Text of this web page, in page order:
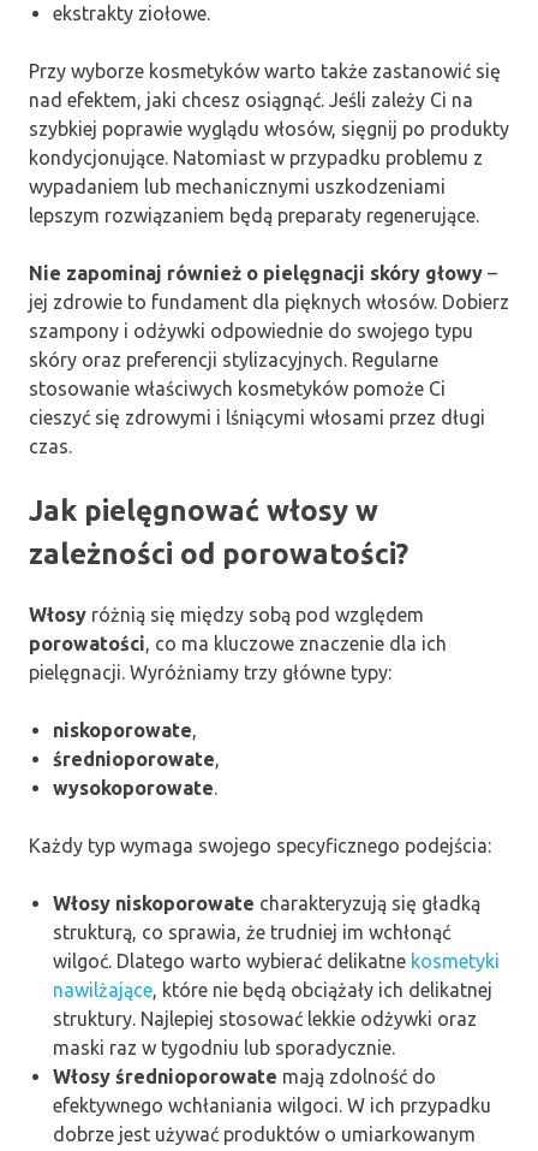
ekstrakty ziołowe.
Przy wyborze kosmetyków warto także zastanowić się
nad efektem, jaki chcesz osiągnąć. Jeśli zależy Ci na
szybkiej poprawie wyglądu włosów, sięgnij po produkty
kondycjonujące. Natomiast w przypadku problemu z
wypadaniem lub mechanicznymi uszkodzeniami
lepszym rozwiązaniem będą preparaty regenerujące.
Nie zapominaj również o pielęgnacji skóry głowy –
jej zdrowie to fundament dla pięknych włosów. Dobierz
szampony i odżywki odpowiednie do swojego typu
skóry oraz preferencji stylizacyjnych. Regularne
stosowanie właściwych kosmetyków pomoże Ci
cieszyć się zdrowymi i lśniącymi włosami przez długi
czas.
Jak pielęgnować włosy w
zależności od porowatości?
Włosy różnią się między sobą pod względem
porowatości, co ma kluczowe znaczenie dla ich
pielęgnacji. Wyróżniamy trzy główne typy:
niskoporowate,
średnioporowate,
wysokoporowate.
Każdy typ wymaga swojego specyficznego podejścia:
Włosy niskoporowate charakteryzują się gładką
strukturą, co sprawia, że trudniej im wchłonąć
wilgoć. Dlatego warto wybierać delikatne kosmetyki
nawilżające, które nie będą obciążały ich delikatnej
struktury. Najlepiej stosować lekkie odżywki oraz
maski raz w tygodniu lub sporadycznie.
Włosy średnioporowate mają zdolność do
efektywnego wchłaniania wilgoci. W ich przypadku
dobrze jest używać produktów o umiarkowanym